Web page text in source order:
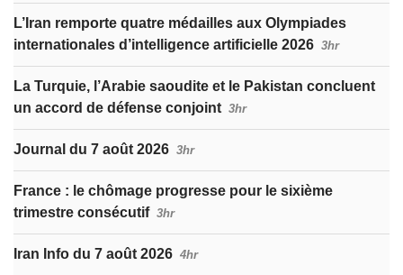
L’Iran remporte quatre médailles aux Olympiades
internationales d’intelligence artificielle 2026 3hr
La Turquie, l’Arabie saoudite et le Pakistan concluent
un accord de défense conjoint 3hr
Journal du 7 août 2026 3hr
France : le chômage progresse pour le sixième
trimestre consécutif 3hr
Iran Info du 7 août 2026 4hr